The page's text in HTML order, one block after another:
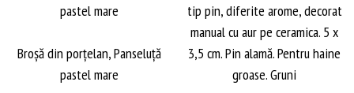
Broșă din porțelan, Panseluță
pastel mare